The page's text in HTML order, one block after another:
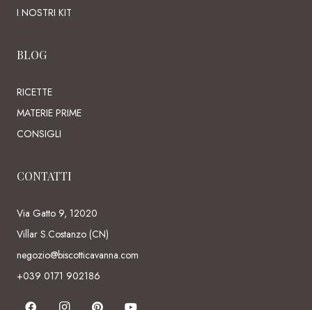
I NOSTRI KIT
BLOG
RICETTE
MATERIE PRIME
CONSIGLI
CONTATTI
Via Gatto 9, 12020
Villar S.Costanzo (CN)
negozio@biscotticavanna.com
+039 0171 902186